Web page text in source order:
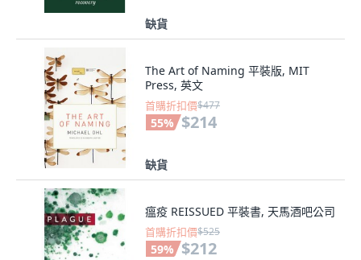
缺貨
The Art of Naming 平裝版, MIT
Press, 英文
首購折扣價$477
55% $214
缺貨
瘟疫 REISSUED 平裝書, 天馬酒吧公司
首購折扣價$525
59% $212